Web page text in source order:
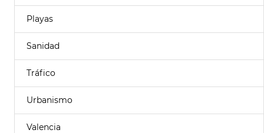
Playas
Sanidad
Tráfico
Urbanismo
Valencia